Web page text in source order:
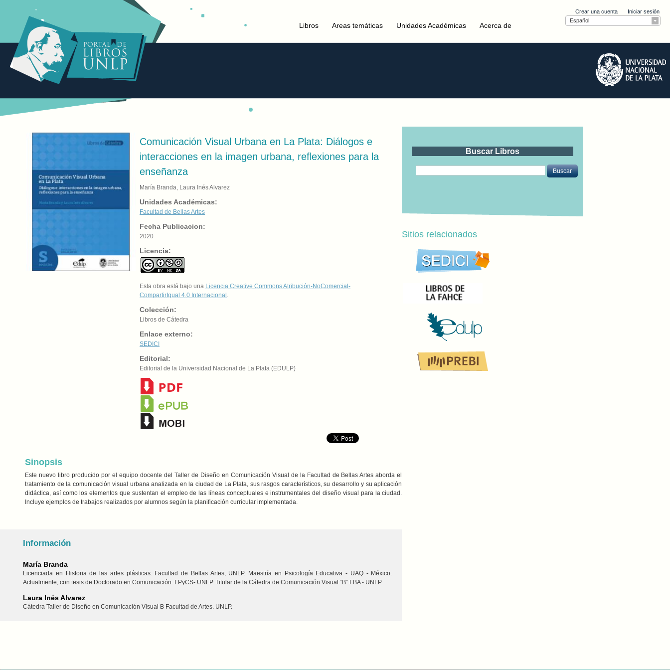
Crear una cuenta
Iniciar sesión
Español
Libros Areas temáticas Unidades Académicas Acerca de
Comunicación Visual Urbana en La Plata: Diálogos e
interacciones en la imagen urbana, reflexiones para la
enseñanza
María Branda, Laura Inés Alvarez
Unidades Académicas:
Facultad de Bellas Artes
Fecha Publicacion:
2020
Licencia:
Esta obra está bajo una Licencia Creative Commons Atribución-NoComercial-
CompartirIgual 4.0 Internacional .
Colección:
Libros de Cátedra
Enlace externo:
SEDICI
Editorial:
Editorial de la Universidad Nacional de La Plata (EDULP)
Sinopsis
Este nuevo libro producido por el equipo docente del Taller de Diseño en Comunicación Visual de la Facultad de Bellas Artes aborda el
tratamiento de la comunicación visual urbana analizada en la ciudad de La Plata, sus rasgos característicos, su desarrollo y su aplicación
didáctica, así como los elementos que sustentan el empleo de las líneas conceptuales e instrumentales del diseño visual para la ciudad.
Incluye ejemplos de trabajos realizados por alumnos según la planificación curricular implementada.
Información
María Branda
Licenciada en Historia de las artes plásticas. Facultad de Bellas Artes, UNLP. Maestría en Psicología Educativa - UAQ - México.
Actualmente, con tesis de Doctorado en Comunicación. FPyCS- UNLP. Titular de la Cátedra de Comunicación Visual “B” FBA - UNLP.
Laura Inés Alvarez
Cátedra Taller de Diseño en Comunicación Visual B Facultad de Artes. UNLP.
Buscar Libros
Buscar
Sitios relacionados